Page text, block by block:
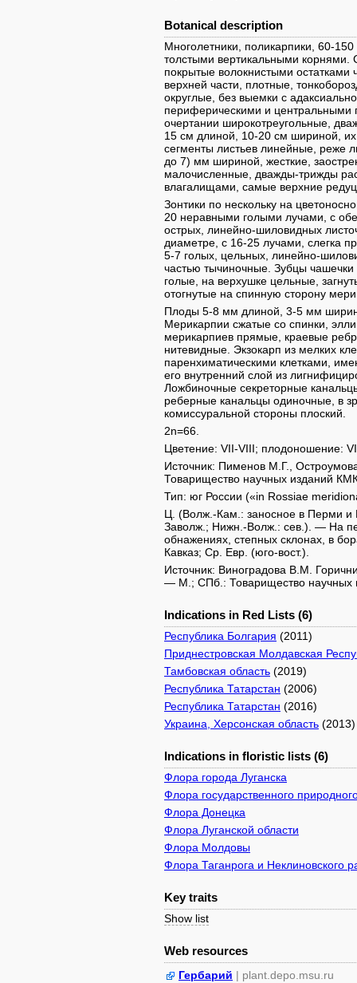
Botanical description
Многолетники, поликарпики, 60-
толстыми вертикальными
покрытые волокнистыми остатками
верхней части, плотные,
округлые, без выемки с
периферическими и центральными
очертании широкотреугольные,
15 см длиной, 10-20 см шириной,
сегменты листьев линейные, реже
до 7) мм шириной, жесткие,
малочисленные, дважды-трижды
влагалищами, самые верхние
Зонтики по нескольку на
20 неравными голыми лучами, с
острых, линейно-шиловидных
диаметре, с 16-25 лучами, слегка
5-7 голых, цельных, линейно-
частью тычиночные. Зубцы
голые, на верхушке цельные,
отогнутые на спинную сторону
Плоды 5-8 мм длиной, 3-5 мм
Мерикарпии сжатые со спинки,
мерикарпиев прямые, краевые
нитевидные. Экзокарп из мелких
паренхиматическими клетками,
его внутренний слой из
Ложбиночные секреторные
реберные канальцы одиночные, в
комиссуральной стороны плоский.
2n=66.
Цветение: VII-VIII; плодоношение:
Источник: Пименов М.Г.,
Товарищество научных изданий
Тип: юг России («in Rossiae
Ц. (Волж.-Кам.: заносное в Перми
Заволж.; Нижн.-Волж.: сев.). — На
обнажениях, степных склонах, в
Кавказ; Ср. Евр. (юго-вост.).
Источник: Виноградова В.М.
— М.; СПб.: Товарищество научных
Indications in Red Lists (6)
Республика Болгария (2011)
Приднестровская Молдавская
Тамбовская область (2019)
Республика Татарстан (2006)
Республика Татарстан (2016)
Украина, Херсонская область (2013)
Indications in floristic lists (6)
Флора города Луганска
Флора государственного
Флора Донецка
Флора Луганской области
Флора Молдовы
Флора Таганрога и Неклиновского
Key traits
Show list
Web resources
Гербарий | plant.depo.msu.ru